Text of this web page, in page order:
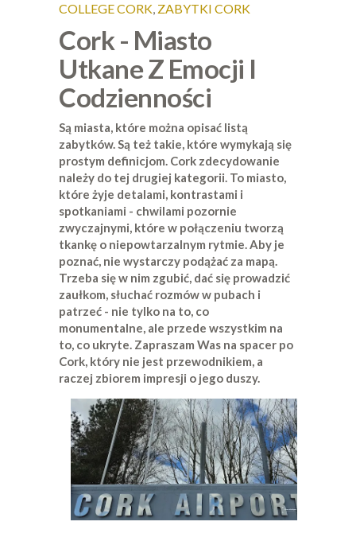
COLLEGE CORK, ZABYTKI CORK
Cork - Miasto
Utkane Z Emocji I
Codzienności
Są miasta, które można opisać listą
zabytków. Są też takie, które wymykają się
prostym definicjom. Cork zdecydowanie
należy do tej drugiej kategorii. To miasto,
które żyje detalami, kontrastami i
spotkaniami - chwilami pozornie
zwyczajnymi, które w połączeniu tworzą
tkankę o niepowtarzalnym rytmie. Aby je
poznać, nie wystarczy podążać za mapą.
Trzeba się w nim zgubić, dać się prowadzić
zaułkom, słuchać rozmów w pubach i
patrzeć - nie tylko na to, co
monumentalne, ale przede wszystkim na
to, co ukryte. Zapraszam Was na spacer po
Cork, który nie jest przewodnikiem, a
raczej zbiorem impresji o jego duszy.